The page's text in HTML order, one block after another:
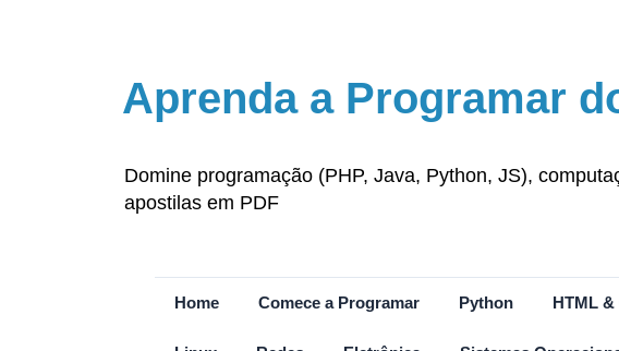
Aprenda a Programar
Domine programação (PHP, Java, Python, JS),
apostilas em PDF
Home Comece a Programar Python HTML &